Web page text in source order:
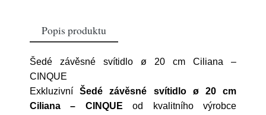
Popis produktu
Šedé závěsné svítidlo ø 20 cm Ciliana –
CINQUE
ExkluzivníŠedé závěsné svítidlo ø 20 cm
Ciliana – CINQUE od kvalitního výrobce